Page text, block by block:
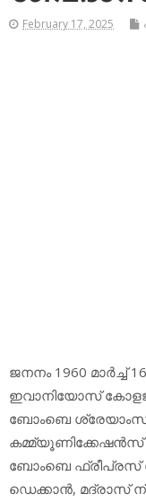
February 17, 2025
ജനനം 1960 മാര്‍ച്ച്
ഇവാനിയോസ്
ബോംബെ ശ്രേയാംസ്
കമ്മ്യൂണിക്കേഷന്‍സ്
ബോംബെ
ഡെക്കാന്‍,